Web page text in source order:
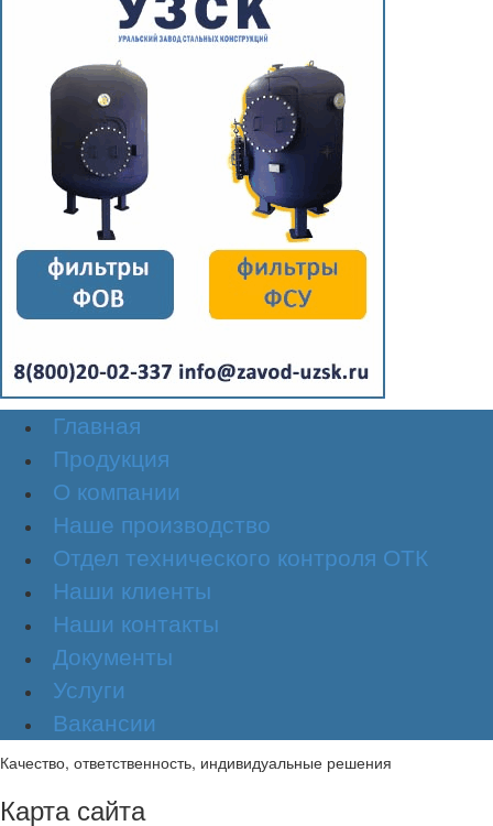
Главная
Продукция
О компании
Наше производство
Отдел технического контроля ОТК
Наши клиенты
Наши контакты
Документы
Услуги
Вакансии
Качество, ответственность, индивидуальные решения
Карта сайта